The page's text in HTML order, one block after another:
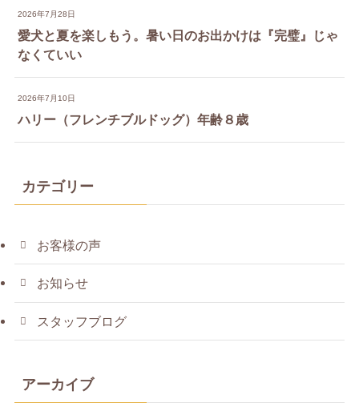
2026年7月28日
愛犬と夏を楽しもう。暑い日のお出かけは『完璧』じゃ
なくていい
2026年7月10日
ハリー（フレンチブルドッグ）年齢８歳
カテゴリー
お客様の声
お知らせ
スタッフブログ
アーカイブ